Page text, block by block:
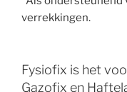
verrekkingen.
Fysiofix is het
Gazofix en